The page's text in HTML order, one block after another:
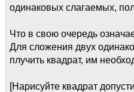
одинаковых слагаемых,
Что в свою очередь
Для сложения двух
плучить квадрат, им
[Нарисуйте квадрат